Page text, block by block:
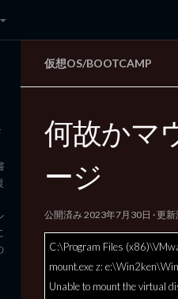
ータ日記
仮想OS/BOOTCAMP
何故かマ
ージ
公開済み2023年7月30日 · 更
C:\Program Files
mount.exe z:
Unable to mount the virtual